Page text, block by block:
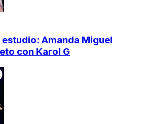
estudio: Amanda Miguel
con Karol G